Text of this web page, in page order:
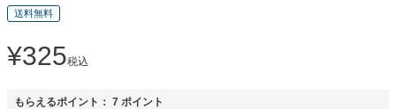
送料無料
¥325税込
もらえるポイント： 7 ポイント